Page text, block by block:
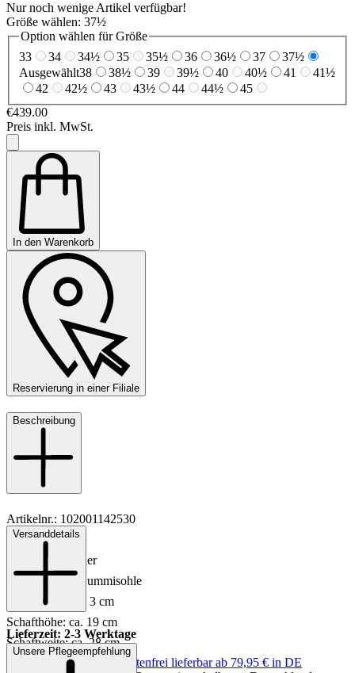
Nur noch wenige Artikel verfügbar!
Größe wählen: 37½
Option wählen für Größe
33
34 34½ 35 35½ 36 36½ 37
37½
Ausgewählt38 38½ 39 39½ 40 40½ 41
41½
42
42½ 43 43½ 44 44½
45
€439.00
Preis inkl. MwSt.
In den Warenkorb
Reservierung in einer Filiale
Beschreibung
Artikelnr.: 102001142530
Material: Leder
Innenfutter: Leder
Sohle: Leder-/Gummisohle
Absatzhöhe: ca. 3 cm
Schafthöhe: ca. 19 cm
Schaftweite: ca. 28 cm
Farbe: Schwarz
Versanddetails
Lieferzeit: 2-3 Werktage
Keine Versandkosten:
kostenfrei lieferbar ab 79,95 € in DE
Unsere Pflegeempfehlung